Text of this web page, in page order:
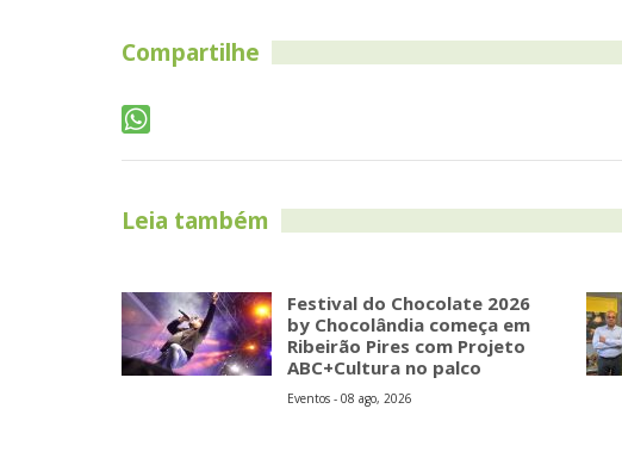
Compartilhe
Leia também
Festival do Chocolate 2026
by Chocolândia começa em
Ribeirão Pires com Projeto
ABC+Cultura no palco
Eventos - 08 ago, 2026